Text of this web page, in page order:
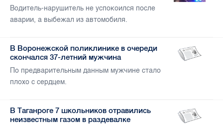
Водитель-нарушитель не успокоился после
аварии, а выбежал из автомобиля.
В Воронежской поликлинике в очереди
скончался 37-летний мужчина
По предварительным данным мужчине стало
плохо с сердцем.
В Таганроге 7 школьников отравились
неизвестным газом в раздевалке